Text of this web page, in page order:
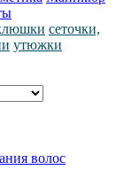
сеточки,
утюжки